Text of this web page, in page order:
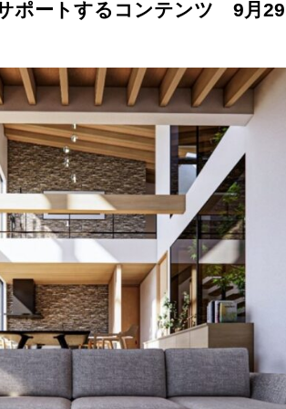
ポートするコンテンツ 9 月 29